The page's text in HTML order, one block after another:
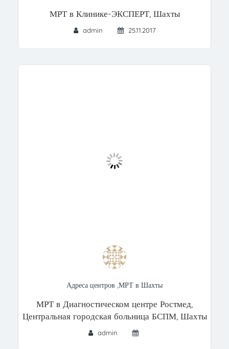
МРТ в Клинике-ЭКСПЕРТ, Шахты
admin 25.11.2017
Адреса центров ,МРТ в Шахты
МРТ в Диагностическом центре Ростмед,
Центральная городская больница БСПМ, Шахты
admin